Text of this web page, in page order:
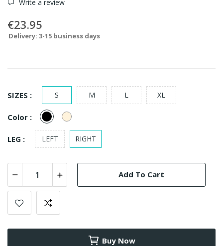
Write a review
€23.95
Delivery: 3-15 business days
SIZES : S M L XL
Color : Black Natural
LEG : LEFT RIGHT
Add To Cart
Buy Now